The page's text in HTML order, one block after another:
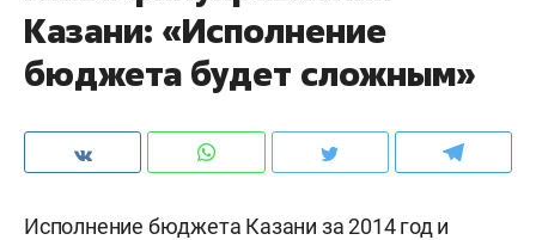
Казани: «Исполнение
бюджета будет сложным»
Исполнение бюджета Казани за 2014 год и